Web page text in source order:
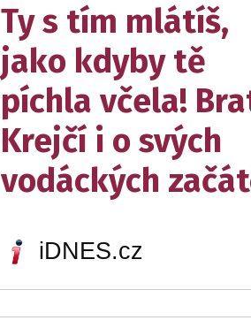
Ty s tím mlátíš,
jako kdyby tě
píchla včela!
Krejčí i o svých
vodáckých
iDNES.cz